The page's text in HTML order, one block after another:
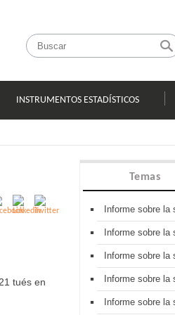
INSTRUMENTOS ESTADÍSTICOS
tués en
Temas
Informe sobre la
Informe sobre la
Informe sobre la
Informe sobre la
Informe sobre la